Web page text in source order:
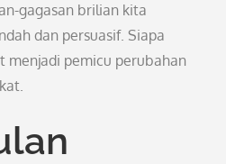
gagasan brilian kita
dan persuasif. Siapa
menjadi pemicu perubahan